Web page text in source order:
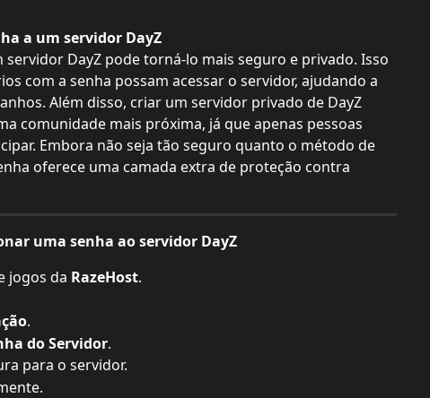
a um servidor DayZ
servidor DayZ pode torná-lo mais seguro e privado. Isso
com a senha possam acessar o servidor, ajudando a
Além disso, criar um servidor privado de DayZ
comunidade mais próxima, já que apenas pessoas
Embora não seja tão seguro quanto o método de
oferece uma camada extra de proteção contra
uma senha ao servidor DayZ
jogos da RazeHost.
.
do Servidor.
para o servidor.